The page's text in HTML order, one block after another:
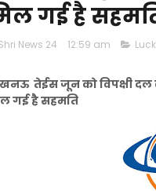
गई है
News 24 12:59 am
तेईस जून को विपक्षी दल
गई है सहमति